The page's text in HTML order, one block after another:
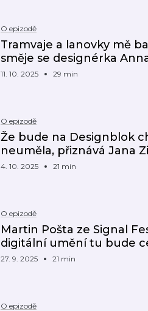
O epizodě
Tramvaje a lanovky mě
směje se designérka
11. 10. 2025 29 min
O epizodě
Že bude na Designblok
neuměla, přiznává Jana
4. 10. 2025 21 min
O epizodě
Martin Pošta ze Signal
digitální umění tu bude
27. 9. 2025 21 min
O epizodě